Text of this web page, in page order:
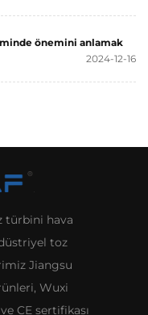
önemini anlamak
2024-12-16
türbini hava
toz
Jiangsu
Wuxi
CE sertifikası